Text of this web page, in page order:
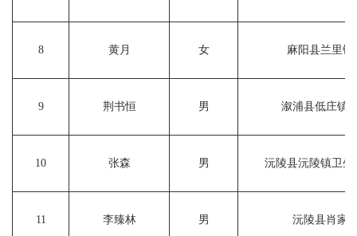
8 黄月 女 麻阳县兰里
9 荆书恒 男 溆浦县低庄镇
10 张森 男 沅陵县沅陵镇卫
11 李臻林 男 沅陵县肖家